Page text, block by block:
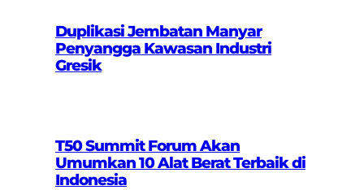
Duplikasi Jembatan Manyar
Penyangga Kawasan Industri
Gresik
T50 Summit Forum Akan
Umumkan 10 Alat Berat Terbaik di
Indonesia